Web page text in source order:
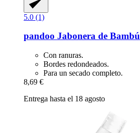
5.0 (1)
pandoo Jabonera de Bambú
Con ranuras.
Bordes redondeados.
Para un secado completo.
8,69 €
Entrega hasta el 18 agosto